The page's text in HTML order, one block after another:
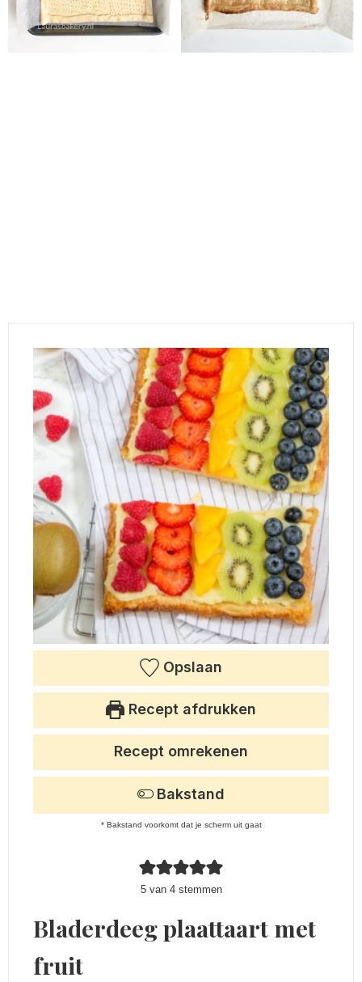
Opslaan
Recept afdrukken
5van 4stemmen
Recept omrekenen
Bakstand
* Bakstand voorkomt dat je scherm uit gaat
Bladerdeeg plaattaart met
fruit